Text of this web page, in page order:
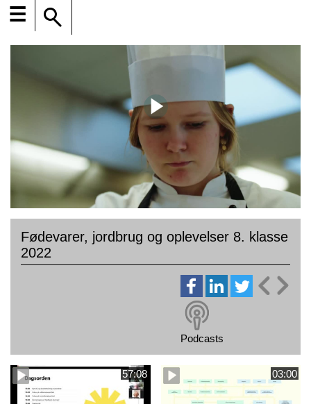
☰
Fødevarer, jordbrug og oplevelser 8. klasse
2022
Podcasts
57:08 03:00